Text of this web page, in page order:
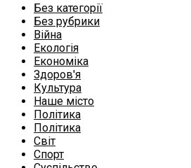
Без категорії
Без рубрики
Війна
Екологія
Економіка
Здоров'я
Культура
Наше місто
Політика
Політика
Світ
Спорт